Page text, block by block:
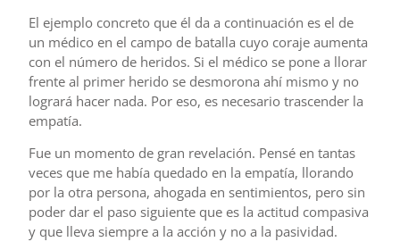
El ejemplo concreto que él da a continuación es el de
un médico en el campo de batalla cuyo coraje aumenta
con el número de heridos. Si el médico se pone a llorar
frente al primer herido se desmorona ahí mismo y no
logrará hacer nada. Por eso, es necesario trascender la
empatía.
Fue un momento de gran revelación. Pensé en tantas
veces que me había quedado en la empatía, llorando
por la otra persona, ahogada en sentimientos, pero sin
poder dar el paso siguiente que es la actitud compasiva
y que lleva siempre a la acción y no a la pasividad.